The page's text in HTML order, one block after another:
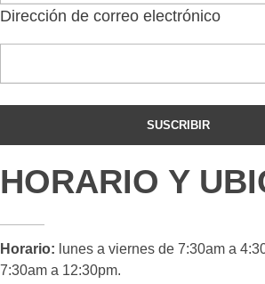
Dirección de correo electrónico
HORARIO Y
Horario: lunes a viernes de 7:30am a
7:30am a 12:30pm.